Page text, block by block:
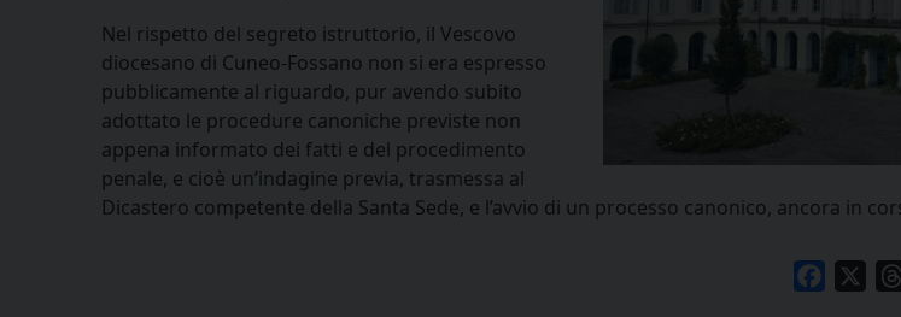
Nel rispetto del segreto istruttorio, il Vescovo
diocesano di Cuneo-Fossano non si era espresso
pubblicamente al riguardo, pur avendo subito
adottato le procedure canoniche previste non
appena informato dei fatti e del procedimento
penale, e cioè un’indagine previa, trasmessa al
Dicastero competente della Santa Sede, e l’avvio di un processo canonico, ancora in
Facebook